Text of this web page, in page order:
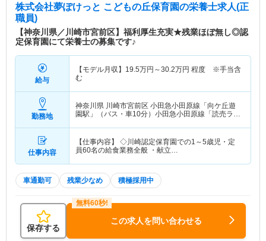
株式会社夢ぽけっと こどもの丘保育園の栄養士求人(正
職員)
【神奈川県／川崎市宮前区】福利厚生充実★残業ほぼ無し◎認
定保育園にて栄養士の募集です♪
給与
【モデル月収】 19.5万円～30.2万円 程度 ※手当含
む
勤務地
神奈川県 川崎市宮前区 小田急小田原線「向ケ丘遊
園駅」（バス・車10分）小田急小田原線「読売ラン
仕事内容
【仕事内容】 ◇川崎認定保育園での1～5歳児・定
員60名の給食業務全般 ・献立…
車通勤可 残業少なめ 積極採用中
保存する
この求人を問い合わせる